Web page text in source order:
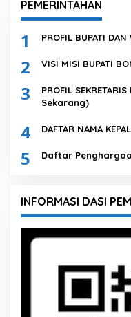
PEMERINTAHAN
1 PROFIL BUPATI
2 VISI MISI BUPATI
3
PROFIL
Sekarang)
4 DAFTAR NAMA
5 Daftar
INFORMASI DASI